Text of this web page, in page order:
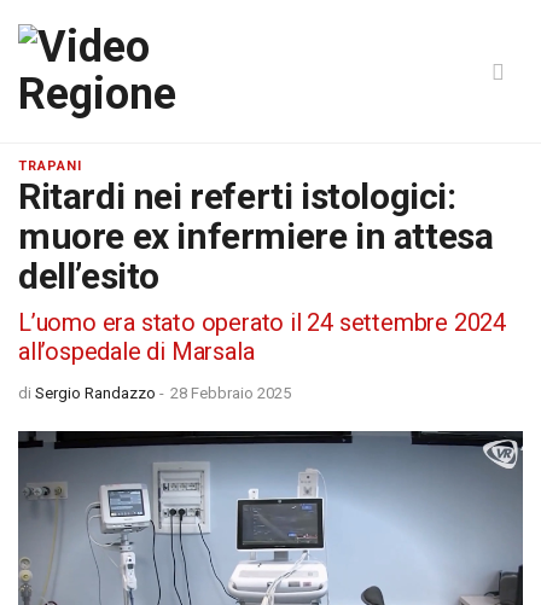
TRAPANI
Ritardi nei referti istologici:
muore ex infermiere in attesa
dell’esito
L’uomo era stato operato il 24 settembre 2024
all’ospedale di Marsala
di Sergio Randazzo - 28 Febbraio 2025